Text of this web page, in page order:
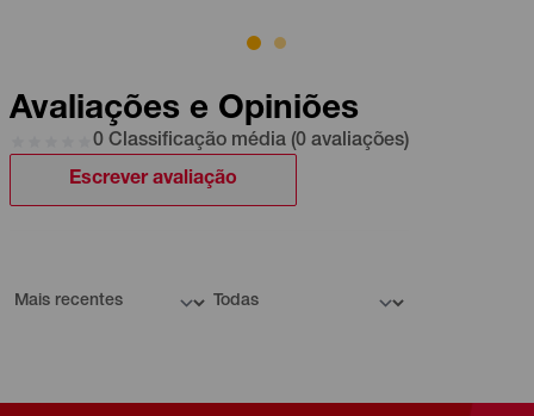
Avaliações e Opiniões
0 Classificação média (0 avaliações)
Escrever avaliação